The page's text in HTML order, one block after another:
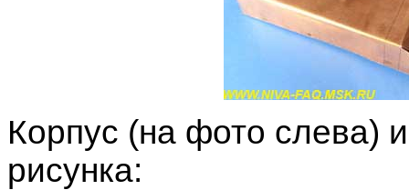
Корпус (на фото слева)
рисунка: